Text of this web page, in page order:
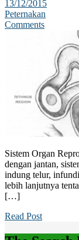
13/12/2015
Peternakan
Comments
Sistem Organ
dengan jantan,
indung telur,
lebih lanjutnya
[…]
Read Post